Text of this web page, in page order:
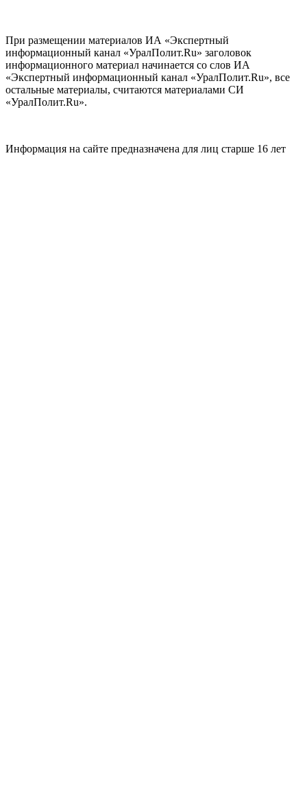
При размещении материалов ИА «Экспертный
информационный канал «УралПолит.Ru» заголовок
информационного материал начинается со слов ИА
«Экспертный информационный канал «УралПолит.Ru», все
остальные материалы, считаются материалами СИ
«УралПолит.Ru».
Информация на сайте предназначена для лиц старше 16 лет